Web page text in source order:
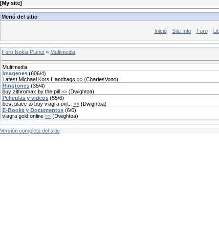
[My site]
Menú del sitio
Inicio Site Info Foro
Foro Nokia Planet » Multimedia
Multimedia
Imagenes (606/4)
Latest Michael Kors Handbags »» (CharlesVono)
Ringtones (35/4)
buy zithromax by the pill »» (Dwightoa)
Peliculas y videos (55/6)
best place to buy viagra onl...
»» (Dwightoa)
E-Books y Documentos (6/0)
viagra gold online »» (Dwightoa)
Versión completa del sitio